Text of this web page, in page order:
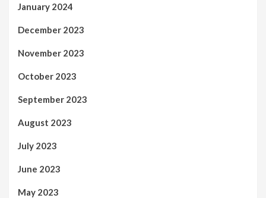
January 2024
December 2023
November 2023
October 2023
September 2023
August 2023
July 2023
June 2023
May 2023